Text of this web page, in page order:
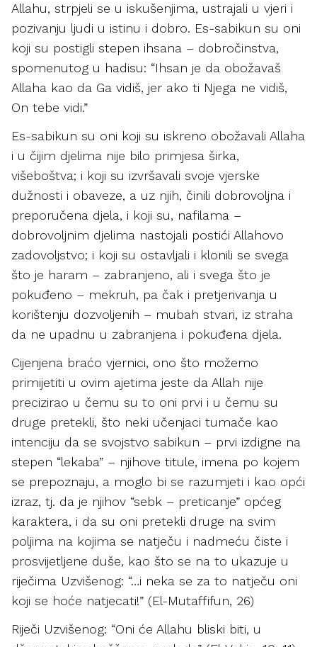
Allahu, strpjeli se u iskušenjima, ustrajali u vjeri i
pozivanju ljudi u istinu i dobro. Es-sabikun su oni
koji su postigli stepen ihsana – dobročinstva,
spomenutog u hadisu: “Ihsan je da obožavaš
Allaha kao da Ga vidiš, jer ako ti Njega ne vidiš,
On tebe vidi.”
Es-sabikun su oni koji su iskreno obožavali Allaha
i u čijim djelima nije bilo primjesa širka,
višeboštva; i koji su izvršavali svoje vjerske
dužnosti i obaveze, a uz njih, činili dobrovoljna i
preporučena djela, i koji su, nafilama –
dobrovoljnim djelima nastojali postići Allahovo
zadovoljstvo; i koji su ostavljali i klonili se svega
što je haram – zabranjeno, ali i svega što je
pokuđeno – mekruh, pa čak i pretjerivanja u
korištenju dozvoljenih – mubah stvari, iz straha
da ne upadnu u zabranjena i pokuđena djela.
Cijenjena braćo vjernici, ono što možemo
primijetiti u ovim ajetima jeste da Allah nije
precizirao u čemu su to oni prvi i u čemu su
druge pretekli, što neki učenjaci tumače kao
intenciju da se svojstvo sabikun – prvi izdigne na
stepen “lekaba” – njihove titule, imena po kojem
se prepoznaju, a moglo bi se razumjeti i kao opći
izraz, tj. da je njihov “sebk – preticanje” općeg
karaktera, i da su oni pretekli druge na svim
poljima na kojima se natječu i nadmeću čiste i
prosvijetljene duše, kao što se na to ukazuje u
riječima Uzvišenog: “…i neka se za to natječu oni
koji se hoće natjecati!” (El-Mutaffifun, 26)
Riječi Uzvišenog: “Oni će Allahu bliski biti, u